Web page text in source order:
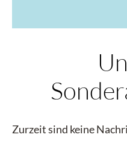
Zurzeit sind keine